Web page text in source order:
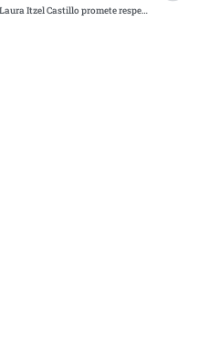
Laura Itzel Castillo promete respeto y pluralidad en la Mesa Directiva del Senado